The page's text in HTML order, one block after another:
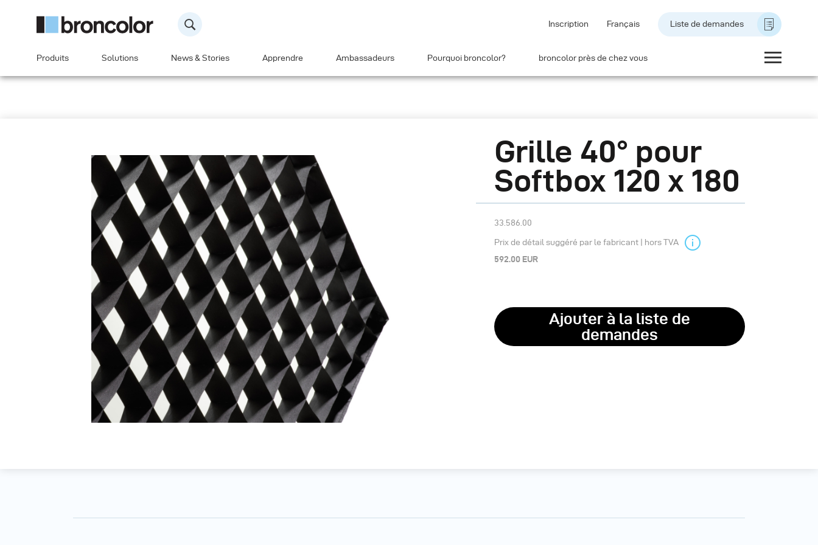
Inscription Français Liste de demandes
Produits Solutions News & Stories Apprendre Ambassadeurs Pourquoi broncolor? broncolor près de chez vous
Grille 40° pour
Softbox 120 x 180
33.586.00
Prix de détail suggéré par le fabricant | hors TVA
592.00 EUR
Ajouter à la liste de
demandes